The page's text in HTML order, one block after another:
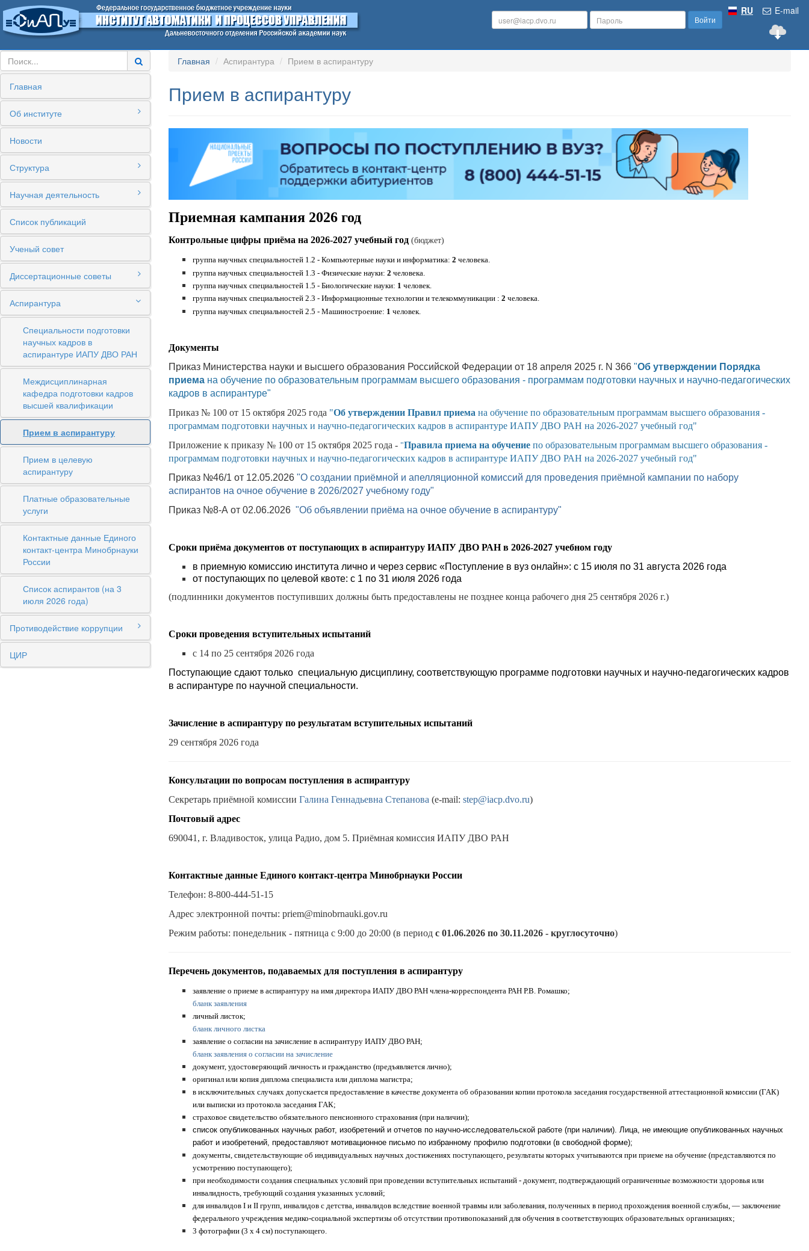
E-mail
RU
Войти
Главная
Об институте
Новости
Структура
Научная деятельность
Список публикаций
Ученый совет
Диссертационные советы
Аспирантура
Специальности подготовки
научных кадров в
аспирантуре ИАПУ ДВО РАН
Междисциплинарная
кафедра подготовки кадров
высшей квалификации
Прием в аспирантуру
Прием в целевую
аспирантуру
Платные образовательные
услуги
Контактные данные Единого
контакт-центра Минобрнауки
России
Список аспирантов (на 3
июля 2026 года)
Противодействие коррупции
ЦИР
Главная Аспирантура Прием в аспирантуру
Прием в аспирантуру
Приемная кампания 2026 год
Контрольные цифры приёма на 2026-2027 учебный год (бюджет)
группа научных специальностей 1.2 - Компьютерные науки и информатика: 2 человека.
группа научных специальностей 1.3 - Физические науки: 2 человека.
группа научных специальностей 1.5 - Биологические науки: 1 человек.
группа научных специальностей 2.3 - Информационные технологии и телекоммуникации : 2 человека.
группа научных специальностей 2.5 - Машиностроение: 1 человек.
Документы
Приказ Министерства науки и высшего образования Российской Федерации от 18 апреля 2025 г. N 366 "Об утверждении Порядка
приема на обучение по образовательным программам высшего образования - программам подготовки научных и научно-педагогических
кадров в аспирантуре"
Приказ № 100 от 15 октября 2025 года "Об утверждении Правил приема на обучение по образовательным программам высшего образования -
программам подготовки научных и научно-педагогических кадров в аспирантуре ИАПУ ДВО РАН на 2026-2027 учебный год"
Приложение к приказу № 100 от 15 октября 2025 года - "Правила приема на обучение по образовательным программам высшего образования -
программам подготовки научных и научно-педагогических кадров в аспирантуре ИАПУ ДВО РАН на 2026-2027 учебный год"
Приказ №46/1 от 12.05.2026 "О создании приёмной и апелляционной комиссий для проведения приёмной кампании по набору
аспирантов на очное обучение в 2026/2027 учебному году"
Приказ №8-А от 02.06.2026 "Об объявлении приёма на очное обучение в аспирантуру"
Сроки приёма документов от поступающих в аспирантуру ИАПУ ДВО РАН в 2026-2027 учебном году
в приемную комиссию института лично и через сервис «Поступление в вуз онлайн»: с 15 июля по 31 августа 2026 года
от поступающих по целевой квоте: с 1 по 31 июля 2026 года
(подлинники документов поступивших должны быть предоставлены не позднее конца рабочего дня 25 сентября 2026 г.)
Сроки проведения вступительных испытаний
с 14 по 25 сентября 2026 года
Поступающие сдают только специальную дисциплину, соответствующую программе подготовки научных и научно-педагогических кадров
в аспирантуре по научной специальности.
Зачисление в аспирантуру по результатам вступительных испытаний
29 сентября 2026 года
Консультации по вопросам поступления в аспирантуру
Секретарь приёмной комиссии Галина Геннадьевна Степанова (e-mail: step@iacp.dvo.ru)
Почтовый адрес
690041, г. Владивосток, улица Радио, дом 5. Приёмная комиссия ИАПУ ДВО РАН
Контактные данные Единого контакт-центра Минобрнауки России
Телефон: 8-800-444-51-15
Адрес электронной почты: priem@minobrnauki.gov.ru
Режим работы: понедельник - пятница с 9:00 до 20:00 (в период с 01.06.2026 по 30.11.2026 - круглосуточно)
Перечень документов, подаваемых для поступления в аспирантуру
заявление о приеме в аспирантуру на имя директора ИАПУ ДВО РАН члена-корреспондента РАН Р.В. Ромашко;
бланк заявления
личный листок;
бланк личного листка
заявление о согласии на зачисление в аспирантуру ИАПУ ДВО РАН;
бланк заявления о согласии на зачисление
документ, удостоверяющий личность и гражданство (предъявляется лично);
оригинал или копия диплома специалиста или диплома магистра;
в исключительных случаях допускается предоставление в качестве документа об образовании копии протокола заседания государственной аттестационной комиссии (ГАК)
или выписки из протокола заседания ГАК;
страховое свидетельство обязательного пенсионного страхования (при наличии);
список опубликованных научных работ, изобретений и отчетов по научно-исследовательской работе (при наличии). Лица, не имеющие опубликованных научных
работ и изобретений, предоставляют мотивационное письмо по избранному профилю подготовки (в свободной форме);
документы, свидетельствующие об индивидуальных научных достижениях поступающего, результаты которых учитываются при приеме на обучение (представляются по
усмотрению поступающего);
при необходимости создания специальных условий при проведении вступительных испытаний - документ, подтверждающий ограниченные возможности здоровья или
инвалидность, требующий создания указанных условий;
для инвалидов I и II групп, инвалидов с детства, инвалидов вследствие военной травмы или заболевания, полученных в период прохождения военной службы, — заключение
федерального учреждения медико-социальной экспертизы об отсутствии противопоказаний для обучения в соответствующих образовательных организациях;
3 фотографии (3 х 4 см) поступающего.